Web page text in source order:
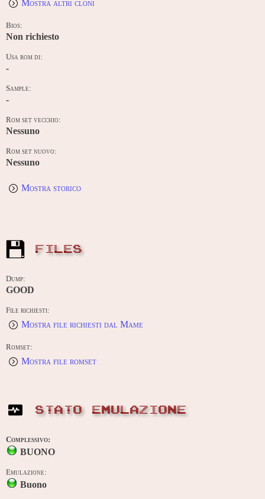
Mostra altri cloni
Bios:
Non richiesto
Usa rom di:
-
Sample:
-
Rom set vecchio:
Nessuno
Rom set nuovo:
Nessuno
Mostra storico
FILES
Dump:
GOOD
File richiesti:
Mostra file richiesti dal Mame
Romset:
Mostra file romset
STATO EMULAZIONE
Complessivo:
BUONO
Emulazione:
Buono